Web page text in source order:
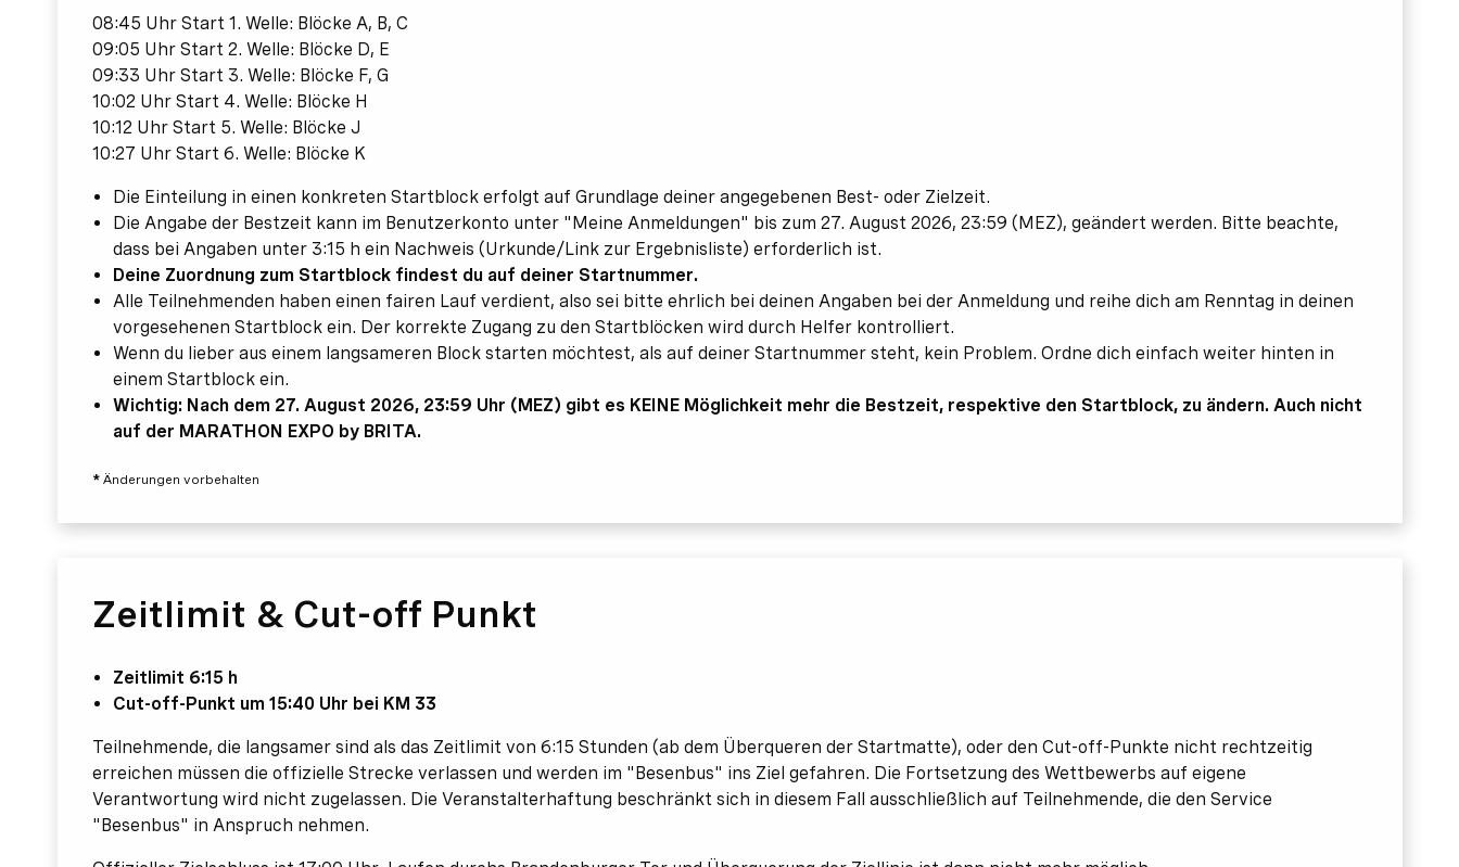
08:45 Uhr Start 1. Welle: Blöcke A, B, C
09:05 Uhr Start 2. Welle: Blöcke D, E
09:33 Uhr Start 3. Welle: Blöcke F, G
10:02 Uhr Start 4. Welle: Blöcke H
10:12 Uhr Start 5. Welle: Blöcke J
10:27 Uhr Start 6. Welle: Blöcke K
Die Einteilung in einen konkreten Startblock erfolgt auf Grundlage deiner angegebenen Best- oder Zielzeit.
Die Angabe der Bestzeit kann im Benutzerkonto unter "Meine Anmeldungen" bis zum 27. August 2026, 23:59 (MEZ), geändert werden. Bitte beachte,
dass bei Angaben unter 3:15 h ein Nachweis (Urkunde/Link zur Ergebnisliste) erforderlich ist.
Deine Zuordnung zum Startblock findest du auf deiner Startnummer.
Alle Teilnehmenden haben einen fairen Lauf verdient, also sei bitte ehrlich bei deinen Angaben bei der Anmeldung und reihe dich am Renntag in deinen
vorgesehenen Startblock ein. Der korrekte Zugang zu den Startblöcken wird durch Helfer kontrolliert.
Wenn du lieber aus einem langsameren Block starten möchtest, als auf deiner Startnummer steht, kein Problem. Ordne dich einfach weiter hinten in
einem Startblock ein.
Wichtig: Nach dem 27. August 2026, 23:59 Uhr (MEZ) gibt es KEINE Möglichkeit mehr die Bestzeit, respektive den Startblock, zu ändern. Auch nicht
auf der MARATHON EXPO by BRITA.
*Änderungen vorbehalten
Zeitlimit & Cut-off Punkt
Zeitlimit 6:15 h
Cut-off-Punkt um 15:40 Uhr bei KM 33
Teilnehmende, die langsamer sind als das Zeitlimit von 6:15 Stunden (ab dem Überqueren der Startmatte), oder den Cut-off-Punkte nicht rechtzeitig
erreichen müssen die offizielle Strecke verlassen und werden im "Besenbus" ins Ziel gefahren. Die Fortsetzung des Wettbewerbs auf eigene
Verantwortung wird nicht zugelassen. Die Veranstalterhaftung beschränkt sich in diesem Fall ausschließlich auf Teilnehmende, die den Service
"Besenbus" in Anspruch nehmen.